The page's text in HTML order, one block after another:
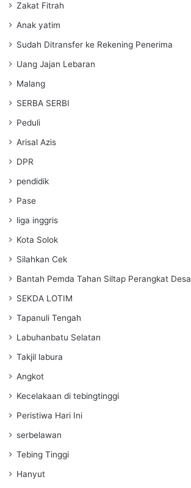
Zakat Fitrah
Anak yatim
Sudah Ditransfer ke Rekening Penerima
Uang Jajan Lebaran
Malang
SERBA SERBI
Peduli
Arisal Azis
DPR
pendidik
Pase
liga inggris
Kota Solok
Silahkan Cek
Bantah Pemda Tahan Siltap Perangkat Desa
SEKDA LOTIM
Tapanuli Tengah
Labuhanbatu Selatan
Takjil labura
Angkot
Kecelakaan di tebingtinggi
Peristiwa Hari Ini
serbelawan
Tebing Tinggi
Hanyut